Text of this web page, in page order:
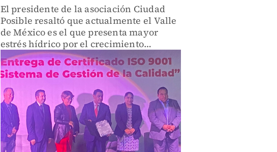
El presidente de la asociación Ciudad
Posible resaltó que actualmente el Valle
de México es el que presenta mayor
estrés hídrico por el crecimiento
urbano.